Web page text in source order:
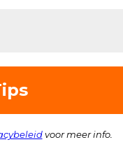
voor meer info.